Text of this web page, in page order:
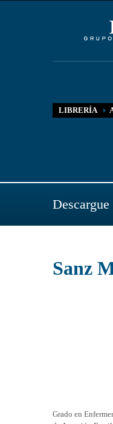
LIBRERÍA
Sanz
Grado en